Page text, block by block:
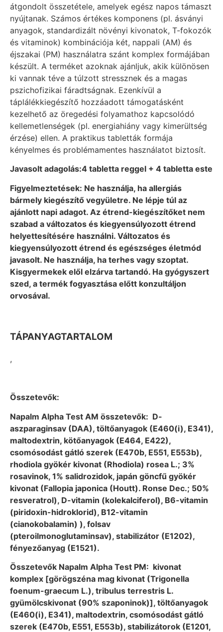
átgondolt összetétele, amelyek egész napos támaszt
nyújtanak. Számos értékes komponens (pl. ásványi
anyagok, standardizált növényi kivonatok, T-fokozók
és vitaminok) kombinációja két, nappali (AM) és
éjszakai (PM) használatra szánt komplex formájában
készült. A terméket azoknak ajánljuk, akik különösen
ki vannak téve a túlzott stressznek és a magas
pszichofizikai fáradtságnak. Ezenkívül a
táplálékkiegészítő hozzáadott támogatásként
kezelhető az öregedési folyamathoz kapcsolódó
kellemetlenségek (pl. energiahiány vagy kimerültség
érzése) ellen. A praktikus tabletták formája
kényelmes és problémamentes használatot biztosít.
Javasolt adagolás:4 tabletta reggel + 4 tabletta este
Figyelmeztetések: Ne használja, ha allergiás
bármely kiegészítő vegyületre. Ne lépje túl az
ajánlott napi adagot. Az étrend-kiegészítőket nem
szabad a változatos és kiegyensúlyozott étrend
helyettesítésére használni. Változatos és
kiegyensúlyozott étrend és egészséges életmód
javasolt. Ne használja, ha terhes vagy szoptat.
Kisgyermekek elől elzárva tartandó. Ha gyógyszert
szed, a termék fogyasztása előtt konzultáljon
orvosával.
TÁPANYAGTARTALOM
,
Összetevők:
Napalm Alpha Test AM összetevők: D-
aszparaginsav (DAA), töltőanyagok (E460(i), E341),
maltodextrin, kötőanyagok (E464, E422),
csomósodást gátló szerek (E470b, E551, E553b),
rhodiola gyökér kivonat (Rhodiola) rosea L.; 3%
rosavinok, 1% salidrozidok, japán göncfű gyökér
kivonat (Fallopia japonica (Houtt). Ronse Dec.; 50%
resveratrol), D-vitamin (kolekalciferol), B6-vitamin
(piridoxin-hidroklorid), B12-vitamin
(cianokobalamin) ), folsav
(pteroilmonoglutaminsav), stabilizátor (E1202),
fényezőanyag (E1521).
Összetevők Napalm Alpha Test PM: kivonat
komplex [görögszéna mag kivonat (Trigonella
foenum-graecum L.), tribulus terrestris L.
gyümölcskivonat (90% szaponinok)], töltőanyagok
(E460(i), E341), maltodextrin, csomósodást gátló
szerek (E470b, E551, E553b), stabilizátorok (E1201,